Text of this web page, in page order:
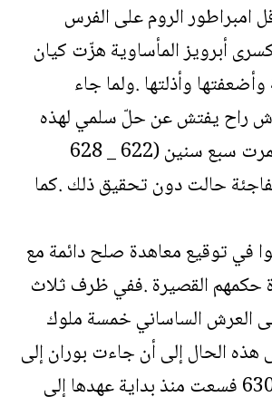
امبراطور الروم على الفرس
كسرى أبرويز المأساوية هزّت كيان
وأضعفتها وأذلتها .ولما جاء
راح يفتش عن حلّ سلمي لهذه
الحرب التي استمرت سبع سنين (622 _ 628
حالت دون تحقيق ذلك .كما
في توقيع معاهدة صلح دائمة مع
حكمهم القصيرة .ففي ظرف ثلاث
العرش الساساني خمسة ملوك
الحال إلى أن جاءت بوران إلى
سدة الحكم عام 630 فسعت منذ بداية عهدها إلى